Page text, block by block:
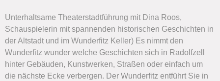
Unterhaltsame Theaterstadtführung mit Dina Roos,
Schauspielerin mit spannenden historischen Geschichten in
der Altstadt und im Wunderfitz Keller) Es nimmt den
Wunderfitz wunder welche Geschichten sich in Radolfzell
hinter Gebäuden, Kunstwerken, Straßen oder einfach um
die nächste Ecke verbergen. Der Wunderfitz entführt Sie in